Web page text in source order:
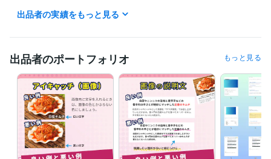
◆お休み◆
土日祝、GW、お盆期間（8月13日～15日）、年末年始（12月30日～1月
お急ぎの場合は、かならず見積り・相談から納期を相談していただける
と助かります。
経験職種
エンジニア / システムエンジニア 経験年数 : 5年
Webサービス・制作 / Webコンテンツ企画・編集 経験年数 : 13年
マーケティング / コンテンツマーケティング・SEO 経験年数 : 10年
マーケティング / 商品企画・開発 経験年数 : 5年
コンサルタント / システム・ネットワークコンサルタント
経験年数 :
3年
出品者の実績をもっと見る
出品者のポートフォリオ もっと見る